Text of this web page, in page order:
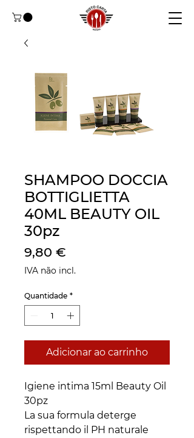
SHAMPOO DOCCIA
BOTTIGLIETTA
40ML BEAUTY OIL
30pz
9,80 €
IVA não incl.
Quantidade *
Adicionar ao carrinho
Igiene intima 15ml Beauty Oil
30pz
La sua formula deterge
rispettando il PH naturale